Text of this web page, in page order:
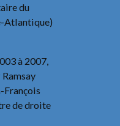
du
Atlantique)
à 2007,
François
de droite